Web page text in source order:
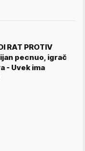
RAT PROTIV
pecnuo, igrač
- Uvek ima